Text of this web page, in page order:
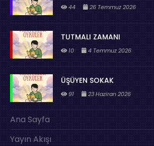
44 26 Temmuz 2026
TUTMALI ZAMANI
10 4 Temmuz 2026
ÜŞÜYEN SOKAK
91 23 Haziran 2026
Ana Sayfa
Yayın Akışı